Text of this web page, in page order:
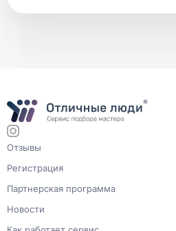
Отзывы
Регистрация
Партнерская программа
Новости